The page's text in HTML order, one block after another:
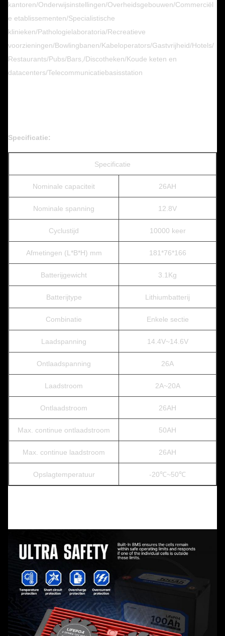
kantoren/Onderwijsinstellingen/Overheidsgebouwen/Commerciël
e etablissementen/Specialistische
klinieken/Pathologielaboratoria/Recreatieve
voorzieningen/Bowlingbanen/Kabeloperators/Gastvrijheid/Hotels/
Restaurants/Pubs/Bars,/Discotheken/Koude keten en
datacenters/Telecommunicatiebasisstation
Specificatie:
Specificatie
Nominale capaciteit 26AH
Nominale spanning 12.8V
Cyclustijd 10000 keer
Afmetingen (L*B*H) mm 181*76*166
Batterijgewicht 3.1Kg
Batterijtype Lithiumbatterij
Combinatie Enkele sectie
Laadspanning 14.4V~14.6V
Ontlaadspanning 26A
Laadstroom 2A~20A
Ontlaadstroom 26AH
Max. continue ontlaadstroom 50AH
Max. continue laadstroom 26AH
Opslagtemperatuur -20℃~50℃